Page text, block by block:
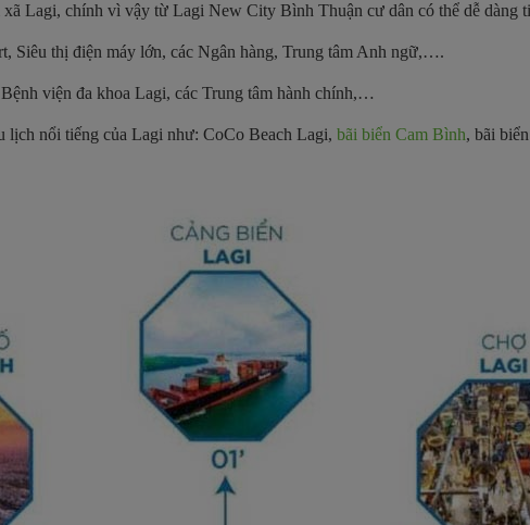
Lagi, chính vì vậy từ Lagi New City Bình Thuận cư dân có thể dễ dàng
Siêu thị điện máy lớn, các Ngân hàng, Trung tâm Anh ngữ,….
viện đa khoa Lagi, các Trung tâm hành chính,…
lịch nổi tiếng của Lagi như: CoCo Beach Lagi, bãi biển Cam Bình, bãi